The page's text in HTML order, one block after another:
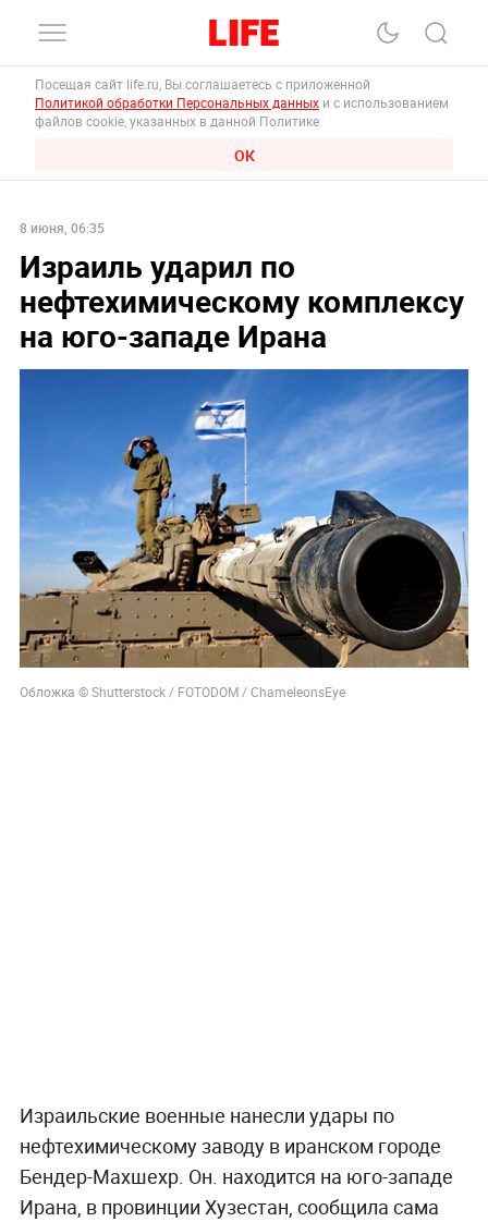
Посещая сайт life.ru, Вы соглашаетесь с приложенной
Политикой обработки Персональных данных и с использованием
файлов cookie, указанных в данной Политике.
ОК
8 июня, 06:35
Израиль ударил по
нефтехимическому комплексу
на юго-западе Ирана
Обложка © Shutterstock / FOTODOM / ChameleonsEye
Израильские военные нанесли удары по
нефтехимическому заводу в иранском городе
Бендер-Махшехр. Он. находится на юго-западе
Ирана, в провинции Хузестан, сообщила сама